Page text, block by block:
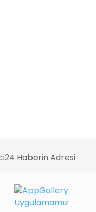
Haberin Adresi